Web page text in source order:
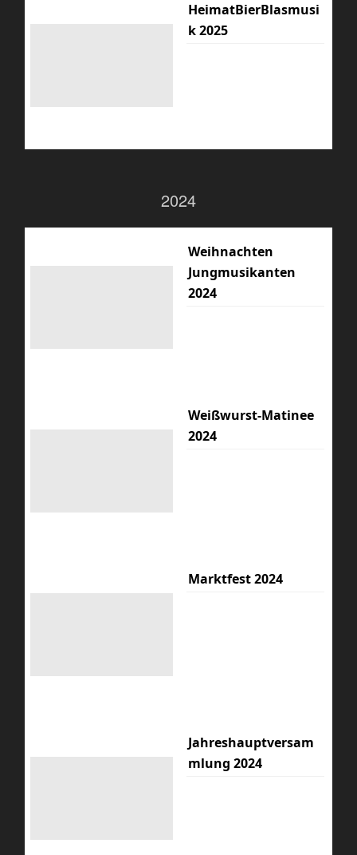
HeimatBierBlasmusi
k 2025
2024
Weihnachten
Jungmusikanten
2024
Weißwurst-Matinee
2024
Marktfest 2024
Jahreshauptversam
mlung 2024